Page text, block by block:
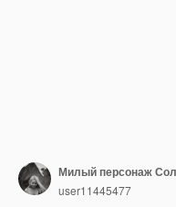
Милый персонаж
user11445477